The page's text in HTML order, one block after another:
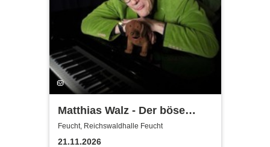
Matthias Walz - Der böse
Mann am Klavier
Feucht, Reichswaldhalle Feucht
21.11.2026